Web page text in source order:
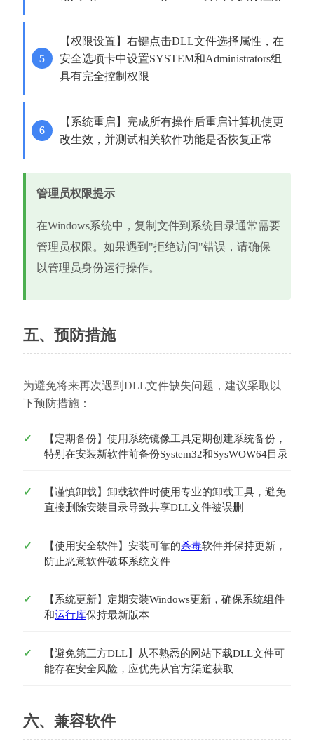
【权限设置】右键点击DLL文件选择属性，在
安全选项卡中设置SYSTEM和Administrators组
具有完全控制权限
【系统重启】完成所有操作后重启计算机使更
改生效，并测试相关软件功能是否恢复正常
管理员权限提示
在Windows系统中，复制文件到系统目录通常需要
管理员权限。如果遇到"拒绝访问"错误，请确保
以管理员身份运行操作。
五、预防措施
为避免将来再次遇到DLL文件缺失问题，建议采取以
下预防措施：
【定期备份】使用系统镜像工具定期创建系统备份，
特别在安装新软件前备份System32和SysWOW64目录
【谨慎卸载】卸载软件时使用专业的卸载工具，避免
直接删除安装目录导致共享DLL文件被误删
【使用安全软件】安装可靠的杀毒软件并保持更新，
防止恶意软件破坏系统文件
【系统更新】定期安装Windows更新，确保系统组件
和运行库保持最新版本
【避免第三方DLL】从不熟悉的网站下载DLL文件可
能存在安全风险，应优先从官方渠道获取
六、兼容软件